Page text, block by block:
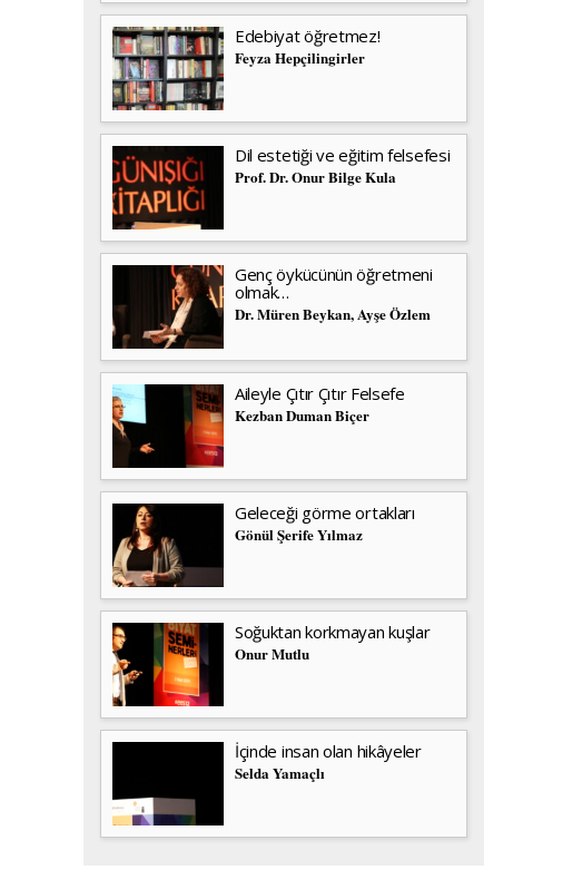
Edebiyat öğretmez!
Feyza Hepçilingirler
Dil estetiği ve eğitim felsefesi
Prof. Dr. Onur Bilge Kula
Genç öykücünün öğretmeni
olmak…
Dr. Müren Beykan, Ayşe Özlem
Aileyle Çıtır Çıtır Felsefe
Kezban Duman Biçer
Geleceği görme ortakları
Gönül Şerife Yılmaz
Soğuktan korkmayan kuşlar
Onur Mutlu
İçinde insan olan hikâyeler
Selda Yamaçlı